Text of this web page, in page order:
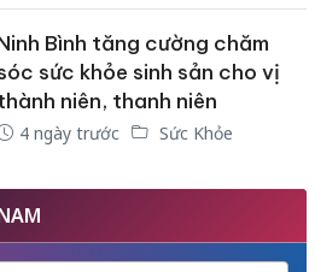
Bình tăng cường chăm
sức khỏe sinh sản cho vị
niên, thanh niên
4 ngày trước Sức Khỏe